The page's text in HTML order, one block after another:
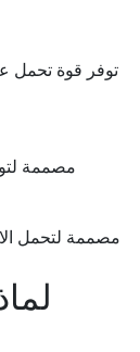
توفر قوة تحمل
مصممة
مصممة لتحمل